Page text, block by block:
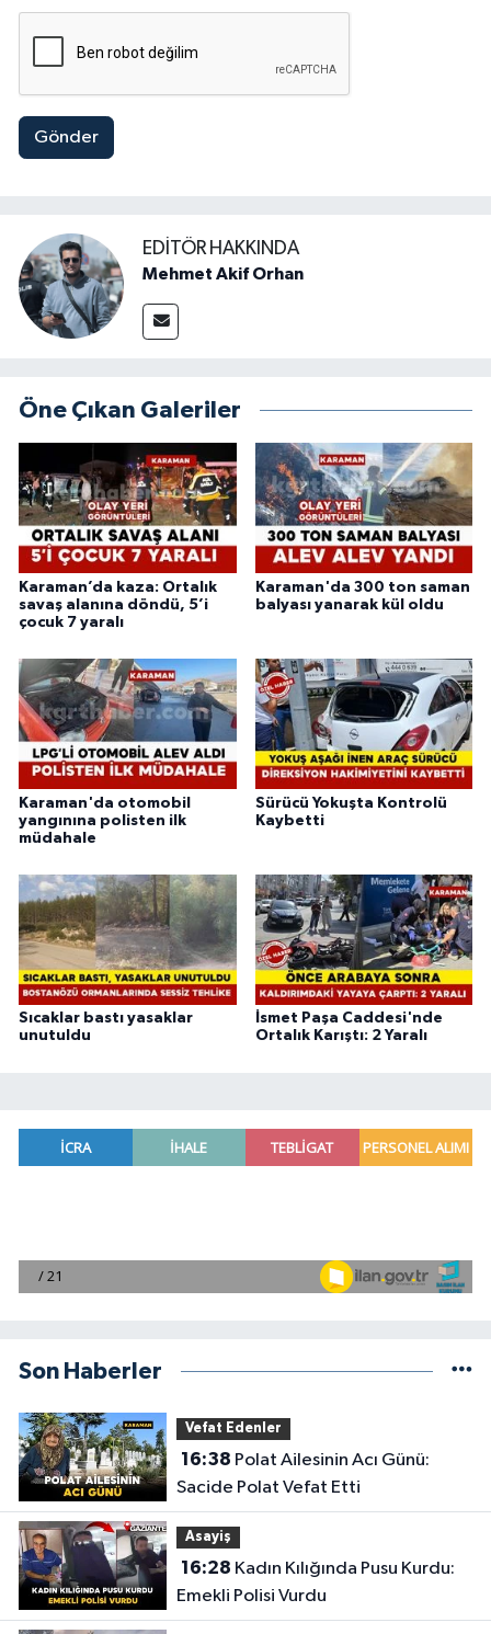
Gönder
EDITÖR HAKKINDA
Mehmet Akif Orhan
Öne Çıkan Galeriler
Karaman’da kaza: Ortalık
savaş alanına döndü, 5’i
çocuk 7 yaralı
Karaman'da 300 ton saman
balyası yanarak kül oldu
Karaman'da otomobil
yangınına polisten ilk
müdahale
Sürücü Yokuşta Kontrolü
Kaybetti
Sıcaklar bastı yasaklar
unutuldu
İsmet Paşa Caddesi'nde
Ortalık Karıştı: 2 Yaralı
Son Haberler
Vefat Edenler
16:38
Sacide Polat Vefat Etti
Asayiş
16:28
Emekli Polisi Vurdu